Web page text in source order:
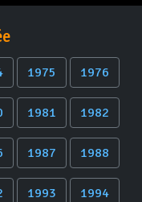
1975 1976
1981 1982
1987 1988
1993 1994